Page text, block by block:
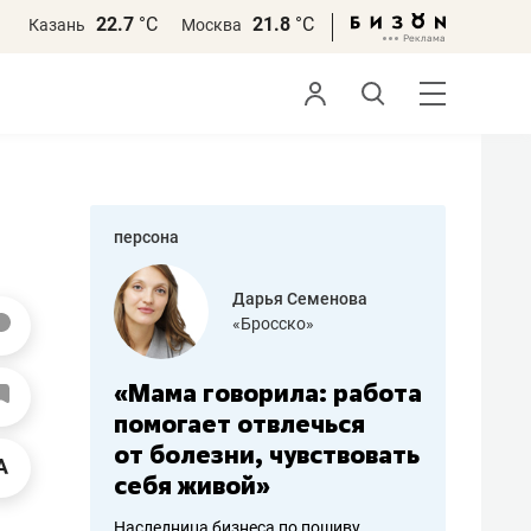
Казань 22.7 °С Москва 21.8 °С
персона
Дарья Семенова
«Бросско»
«Мама говорила: работа
помогает отвлечься
от болезни, чувствовать
себя живой»